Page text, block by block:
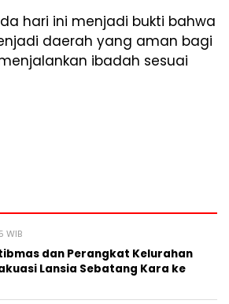
hari ini menjadi bukti bahwa
daerah yang aman bagi
ibadah sesuai
WIB
dan Perangkat Kelurahan
Lansia Sebatang Kara ke